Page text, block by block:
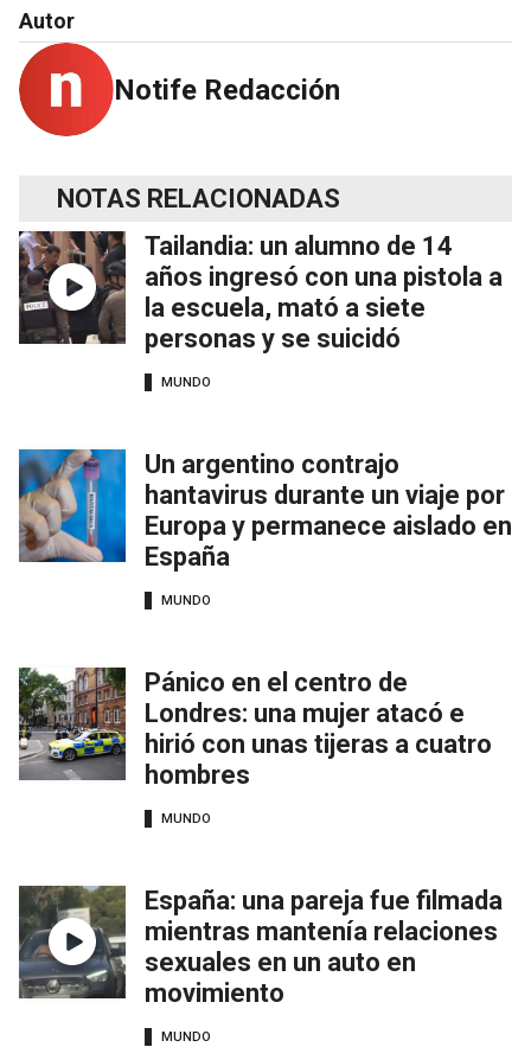
Autor
Notife Redacción
NOTAS RELACIONADAS
Tailandia: un alumno de 14
años ingresó con una pistola a
la escuela, mató a siete
personas y se suicidó
MUNDO
Un argentino contrajo
hantavirus durante un viaje por
Europa y permanece aislado en
España
MUNDO
Pánico en el centro de
Londres: una mujer atacó e
hirió con unas tijeras a cuatro
hombres
MUNDO
España: una pareja fue filmada
mientras mantenía relaciones
sexuales en un auto en
movimiento
MUNDO